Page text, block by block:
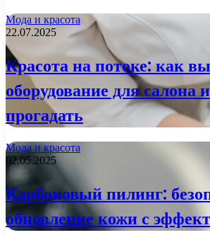
Мода и красота
22.07.2025
Красота на потоке: как
оборудование для салона
прогадать
Мода и красота
02.05.2025
Карбоновый пилинг:
обновление кожи с